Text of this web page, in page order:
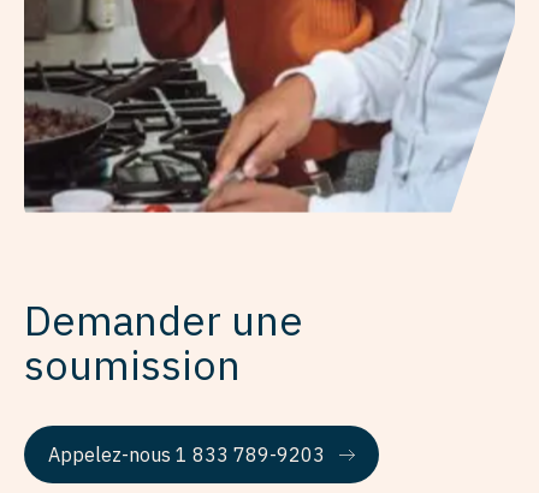
Demander une
soumission
Appelez-nous 1 833 789-9203